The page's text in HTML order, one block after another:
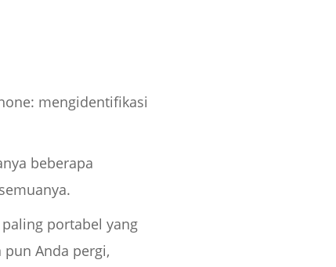
mengidentifikasi
beberapa
portabel yang
Anda pergi,